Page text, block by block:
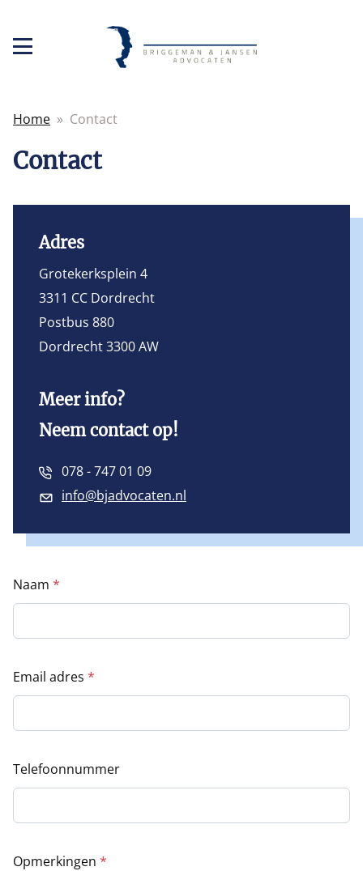
Home Contact
Contact
Adres
Grotekerksplein 4
3311 CC Dordrecht
Postbus 880
Dordrecht 3300 AW
Meer info?
Neem contact op!
078 - 747 01 09
info@bjadvocaten.nl
Naam
Email adres
Telefoonnummer
Opmerkingen